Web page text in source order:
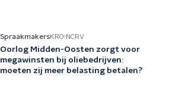
SpraakmakersKRO-NCRV
Oorlog Midden-Oosten zorgt voor
megawinsten bij oliebedrijven:
moeten zij meer belasting betalen?